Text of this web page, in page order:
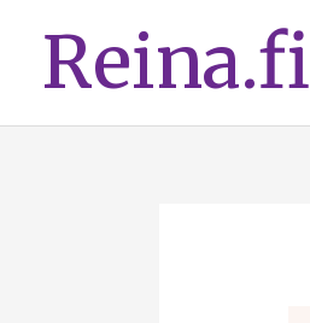
sisältöönReina.fi